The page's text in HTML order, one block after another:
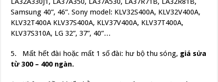
Samsung 40”, 46”. Sony model: KLV32S400A, KLV32V400A,
KLV32T400A KLV37S400A, KLV37V400A, KLV37T400A,
KLV37S310A, LG 32”, 37”, 40”…
5. Mất hết đài hoặc mất 1 số đài: hư bộ thu sóng, giá sửa
từ 300 – 400 ngàn.